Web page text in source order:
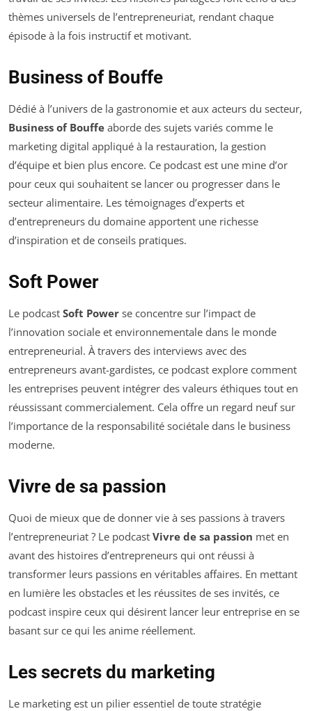
thèmes universels de l’entrepreneuriat, rendant chaque
épisode à la fois instructif et motivant.
Business of Bouffe
Dédié à l’univers de la gastronomie et aux acteurs du secteur,
Business of Bouffe aborde des sujets variés comme le
marketing digital appliqué à la restauration, la gestion
d’équipe et bien plus encore. Ce podcast est une mine d’or
pour ceux qui souhaitent se lancer ou progresser dans le
secteur alimentaire. Les témoignages d’experts et
d’entrepreneurs du domaine apportent une richesse
d’inspiration et de conseils pratiques.
Soft Power
Le podcast Soft Power se concentre sur l’impact de
l’innovation sociale et environnementale dans le monde
entrepreneurial. À travers des interviews avec des
entrepreneurs avant-gardistes, ce podcast explore comment
les entreprises peuvent intégrer des valeurs éthiques tout en
réussissant commercialement. Cela offre un regard neuf sur
l’importance de la responsabilité sociétale dans le business
moderne.
Vivre de sa passion
Quoi de mieux que de donner vie à ses passions à travers
l’entrepreneuriat ? Le podcast Vivre de sa passion met en
avant des histoires d’entrepreneurs qui ont réussi à
transformer leurs passions en véritables affaires. En mettant
en lumière les obstacles et les réussites de ses invités, ce
podcast inspire ceux qui désirent lancer leur entreprise en se
basant sur ce qui les anime réellement.
Les secrets du marketing
Le marketing est un pilier essentiel de toute stratégie